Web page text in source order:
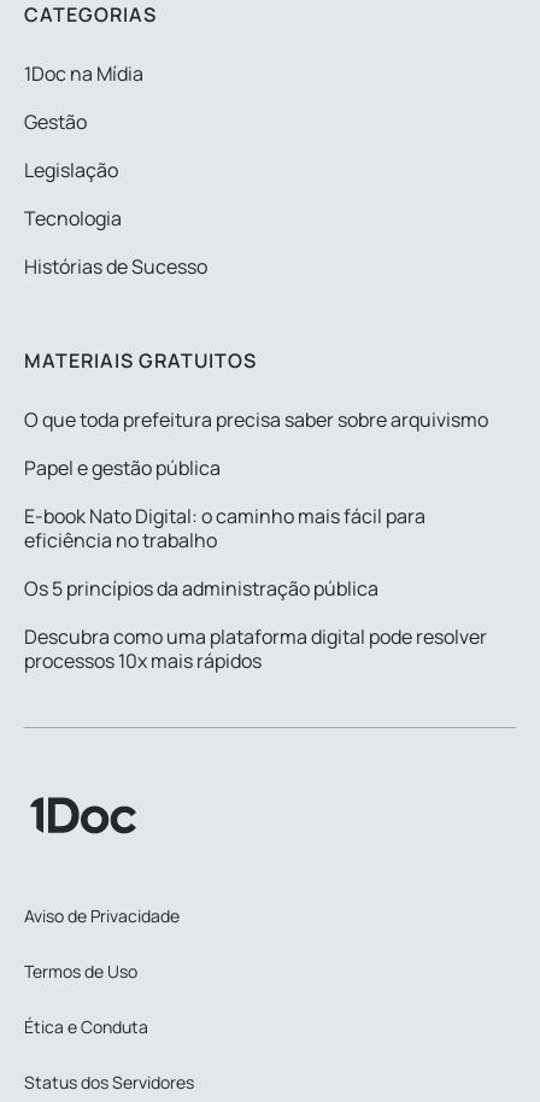
CATEGORIAS
1Doc na Mídia
Gestão
Legislação
Tecnologia
Histórias de Sucesso
MATERIAIS GRATUITOS
O que toda prefeitura precisa saber sobre arquivismo
Papel e gestão pública
E-book Nato Digital: o caminho mais fácil para
eficiência no trabalho
Os 5 princípios da administração pública
Descubra como uma plataforma digital pode resolver
processos 10x mais rápidos
Aviso de Privacidade
Termos de Uso
Ética e Conduta
Status dos Servidores